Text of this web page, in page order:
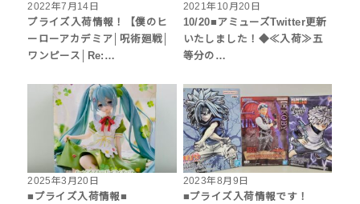
2022年7月14日
プライズ入荷情報！【僕のヒ
ーローアカデミア│呪術廻戦│
ワンピース│Re:…
2021年10月20日
10/20■アミューズTwitter更新
いたしました！◆≪入荷≫五
等分の…
2025年3月20日
■プライズ入荷情報■
2023年8月9日
■プライズ入荷情報です！